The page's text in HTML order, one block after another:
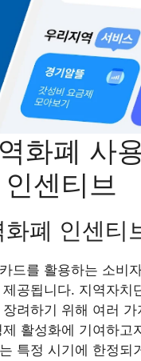
화폐 사
센티브
폐 인센티
드를 활용하는 소비
공됩니다. 지역자치
려하기 위해 여러
활성화에 기여하고
특정 시기에 한정되